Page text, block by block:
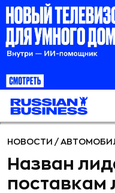
НОВОСТИ /
Назван
поставкам